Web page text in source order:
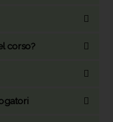
corso?